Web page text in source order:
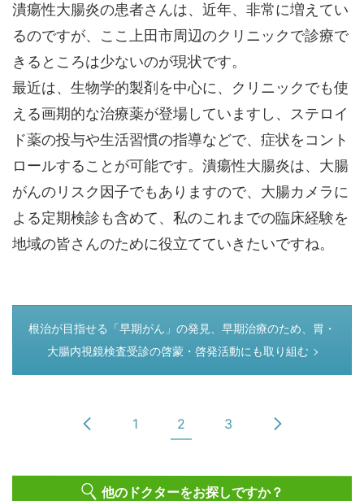
潰瘍性大腸炎の患者さんは、近年、非常に増えてい
るのですが、ここ上田市周辺のクリニックで診療で
きるところは少ないのが現状です。
最近は、生物学的製剤を中心に、クリニックでも使
える画期的な治療薬が登場していますし、ステロイ
ド薬の投与や生活習慣の指導などで、症状をコント
ロールすることが可能です。潰瘍性大腸炎は、大腸
がんのリスク因子でもありますので、大腸カメラに
よる定期検診も含めて、私のこれまでの臨床経験を
地域の皆さんのために役立てていきたいですね。
つぎのページ
根治が目指せる「早期がん」の発見、早期治療のため、胃・
大腸内視鏡検査受診の啓蒙・啓発活動にも取り組む
1 2 3
他のドクターをお探しですか？